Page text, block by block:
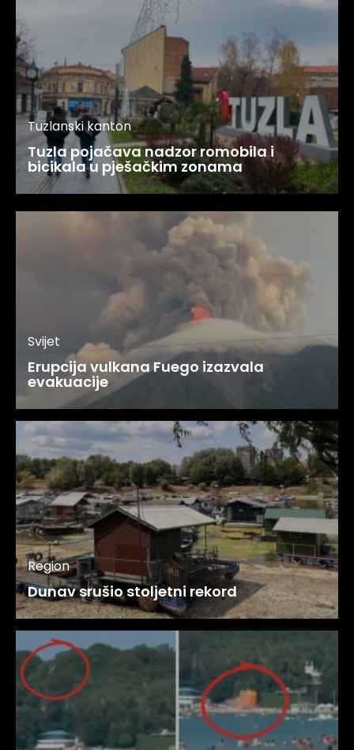
Tuzlanski kanton
Tuzla pojačava nadzor romobila i
bicikala u pješačkim zonama
Svijet
Erupcija vulkana Fuego izazvala
evakuacije
Region
Dunav srušio stoljetni rekord